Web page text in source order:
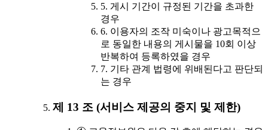
5. 게시 기간이 규정된 기간을 초과한
경우
6. 이용자의 조작 미숙이나 광고목적으
로 동일한 내용의 게시물을 10회 이상
반복하여 등록하였을 경우
7. 기타 관계 법령에 위배된다고 판단되
는 경우
제 13 조 (서비스 제공의 중지 및 제한)